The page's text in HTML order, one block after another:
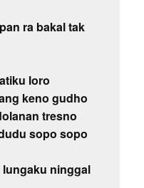
ra bakal tak
loro
keno gudho
tresno
sopo sopo
ninggal